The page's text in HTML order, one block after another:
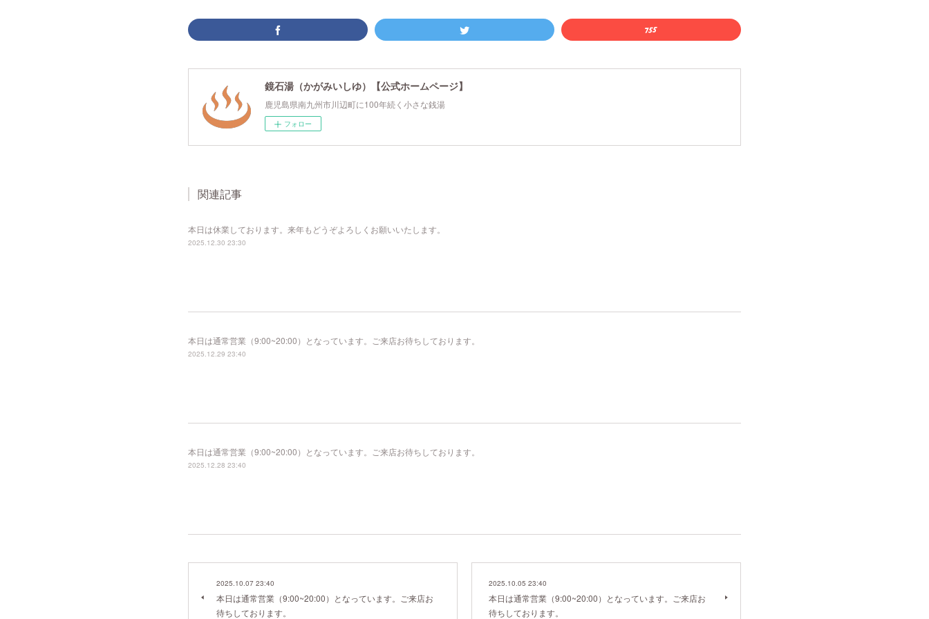
鏡石湯（かがみいしゆ）【公式ホームページ】
鹿児島県南九州市川辺町に100年続く小さな銭湯
フォロー
関連記事
本日は休業しております。来年もどうぞよろしくお願いいたします。
2025.12.30 23:30
本日は通常営業（9:00~20:00）となっています。ご来店お待ちしております。
2025.12.29 23:40
本日は通常営業（9:00~20:00）となっています。ご来店お待ちしております。
2025.12.28 23:40
2025.10.07 23:40
本日は通常営業（9:00~20:00）となっています。ご来店お
待ちしております。
2025.10.05 23:40
本日は通常営業（9:00~20:00）となっています。ご来店お
待ちしております。